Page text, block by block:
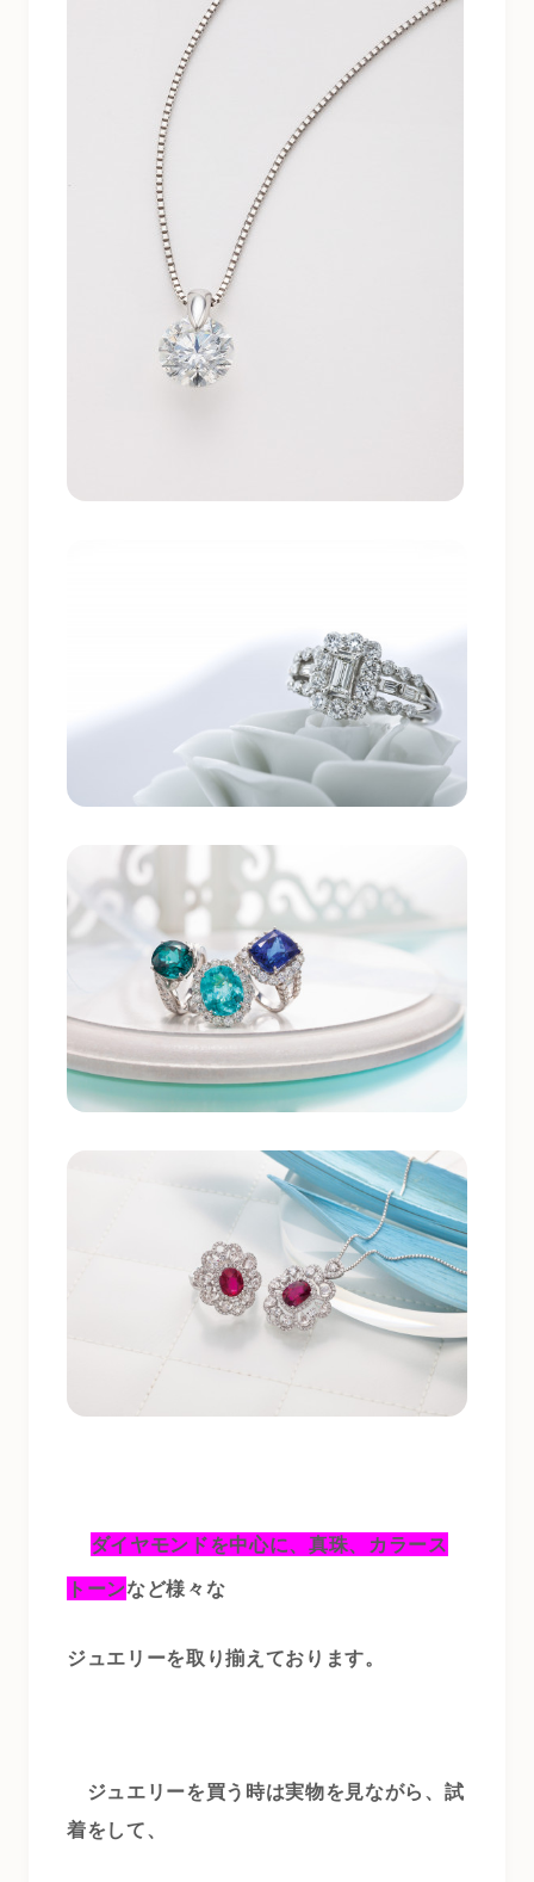
ダイヤモンドを中心に、真珠、カラース
トーンなど様々な
ジュエリーを取り揃えております。
ジュエリーを買う時は実物を見ながら、試
着をして、